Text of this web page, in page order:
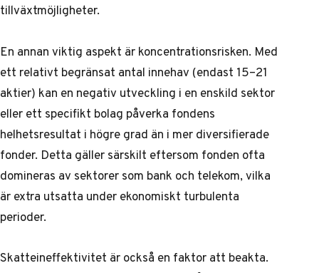
tillväxtmöjligheter.
En annan viktig aspekt är koncentrationsrisken. Med
ett relativt begränsat antal innehav (endast 15–21
aktier) kan en negativ utveckling i en enskild sektor
eller ett specifikt bolag påverka fondens
helhetsresultat i högre grad än i mer diversifierade
fonder. Detta gäller särskilt eftersom fonden ofta
domineras av sektorer som bank och telekom, vilka
är extra utsatta under ekonomiskt turbulenta
perioder.
Skatteineffektivitet är också en faktor att beakta.